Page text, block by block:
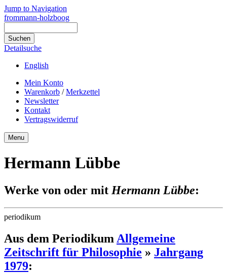
Jump to Navigation
frommann-holzboog
Detailsuche
English
Mein Konto
Warenkorb /Merkzettel
Newsletter
Kontakt
Vertragswiderruf
Menu
Hermann Lübbe
Werke von oder mit Hermann Lübbe:
periodikum
Aus dem Periodikum Allgemeine
Zeitschrift für Philosophie » Jahrgang
1979: